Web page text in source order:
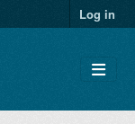
Log in